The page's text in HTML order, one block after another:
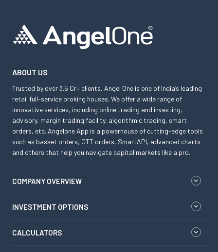
ABOUT US
Trusted by over 3.5 Cr+ clients, Angel One is one of India’s leading
retail full-service broking houses. We offer a wide range of
innovative services, including online trading and investing,
advisory, margin trading facility, algorithmic trading, smart
orders, etc. Angelone App is a powerhouse of cutting-edge tools
such as basket orders, GTT orders, SmartAPI, advanced charts
and others that help you navigate capital markets like a pro.
COMPANY OVERVIEW
INVESTMENT OPTIONS
CALCULATORS